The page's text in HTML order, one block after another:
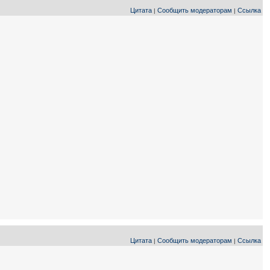
Цитата | Сообщить модераторам | Ссылка
Цитата | Сообщить модераторам | Ссылка